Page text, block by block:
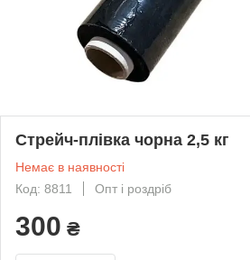
Стрейч-плівка чорна 2,5 кг
Немає в наявності
Код: 8811
Опт і роздріб
300 ₴